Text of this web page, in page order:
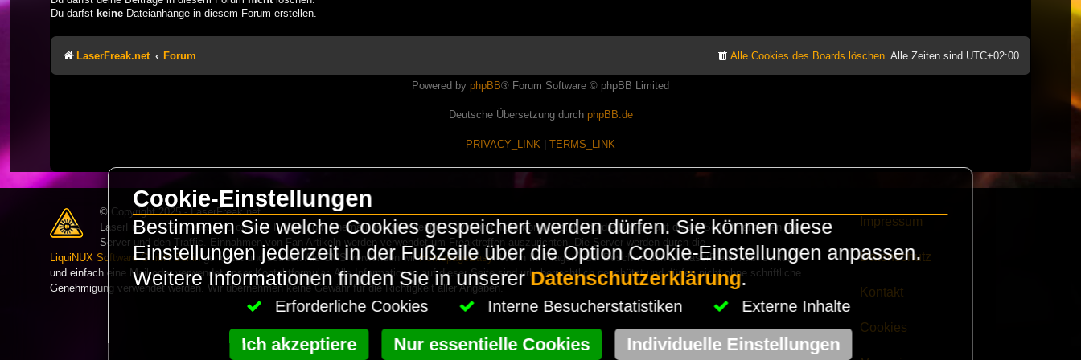
Du darfst keine Dateianhänge in diesem Forum erstellen.
LaserFreak.net Forum Alle Zeiten sind UTC+02:00
Alle Cookies des Boards löschen
Powered by phpBB® Forum Software © phpBB Limited
Deutsche Übersetzung durch phpBB.de
PRIVACY_LINK TERMS_LINK
© Copyright 2025 - LaserFreak.net
LaserFreak ist ein freies und offenes Forum zum Thema Lasershowtechnik. Wir sind nicht kommerziell und die Banner auf dieser Seite finanzieren die
Server und den Traffic. Einnahmen von Fan Artikeln werden verwendet um Freaktreffen auszurichten. Die Server werden durch die
LiquiNUX Software GmbH Berlingehostet und betreut. Als CMS verwenden wirHomepageEasy. Wenn Ihr Fragen oder Beschwerden zu LaserFreak habt schickt
und einfach eine Mail oder verwendet unser Kontaktformular. Alle Informationen auf dieser Seite sind urheberrechtlich geschützt und dürfen nicht ohne schriftliche
Genehmigung verwendet werden. Wir übernehmen keine Gewähr für die Richtigkeit aller Angaben.
Impressum
Datenschutz
Kontakt
Cookies
Cookie-Einstellungen
Bestimmen Sie welche Cookies gespeichert werden dürfen. Sie können diese
Einstellungen jederzeit in der Fußzeile über die Option Cookie-Einstellungen anpassen.
Weitere Informationen finden Sie in unsererDatenschutzerklärung.
Erforderliche Cookies Interne Besucherstatistiken Externe Inhalte
Ich akzeptiere Nur essentielle Cookies Individuelle Einstellungen